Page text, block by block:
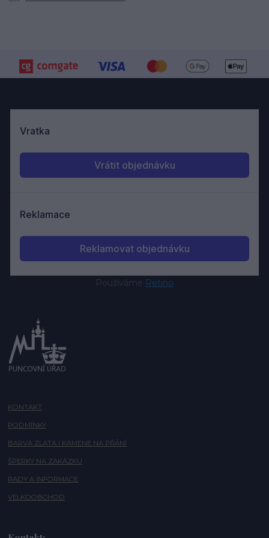
Používáme Retino
KONTAKT
PODMÍNKY
BARVA ZLATA I KAMENE NA PŘÁNÍ
ŠPERKY NA ZAKÁZKU
RADY A INFORMACE
VELKOOBCHOD